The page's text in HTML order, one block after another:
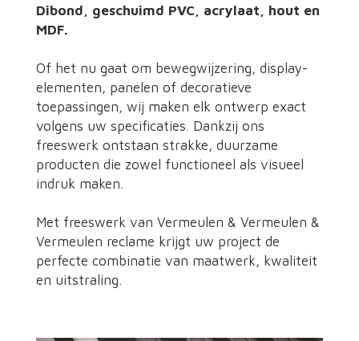
Dibond, geschuimd PVC, acrylaat, hout en
MDF.
Of het nu gaat om bewegwijzering, display-
elementen, panelen of decoratieve
toepassingen, wij maken elk ontwerp exact
volgens uw specificaties. Dankzij ons
freeswerk ontstaan strakke, duurzame
producten die zowel functioneel als visueel
indruk maken.
Met freeswerk van Vermeulen & Vermeulen &
Vermeulen reclame krijgt uw project de
perfecte combinatie van maatwerk, kwaliteit
en uitstraling.